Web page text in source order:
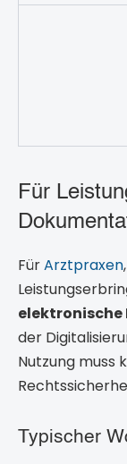
Für
FürArztpraxen
der
Nutzung muss
Typischer